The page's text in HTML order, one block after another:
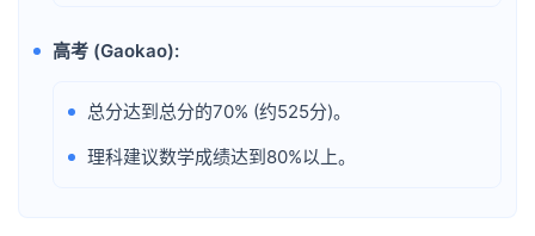
• 高考 (Gaokao):
• 总分达到总分的70% (约525分)。
• 理科建议数学成绩达到80%以上。